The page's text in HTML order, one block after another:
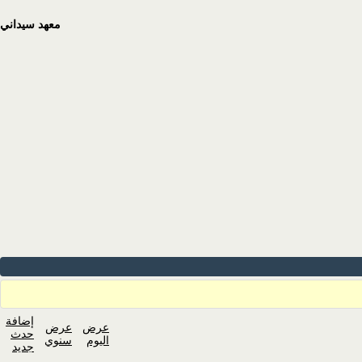
معهد سيداني
عرض
اليوم
عرض
سنوي
إضافة
حدث
جديد